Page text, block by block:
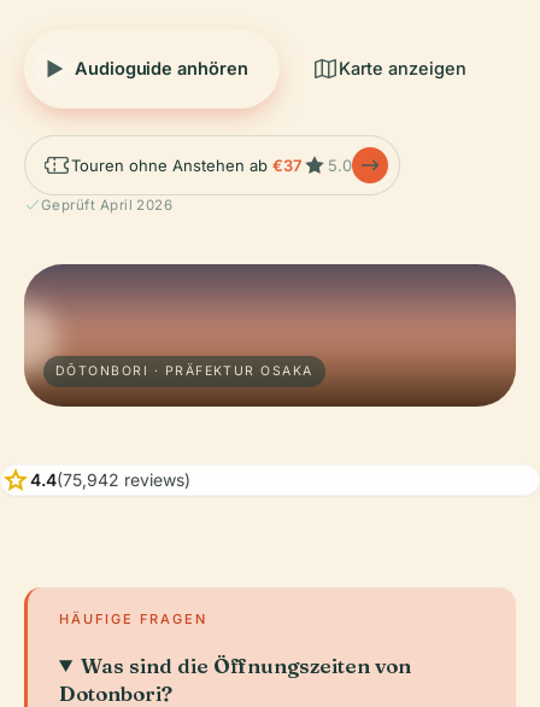
Audioguide anhören Karte anzeigen
Touren ohne Anstehen ab €37 5.0
Geprüft April 2026
DŌTONBORI · PRÄFEKTUR OSAKA
star4.4(75,942 reviews)
HÄUFIGE FRAGEN
Was sind die Öffnungszeiten von
Dotonbori?